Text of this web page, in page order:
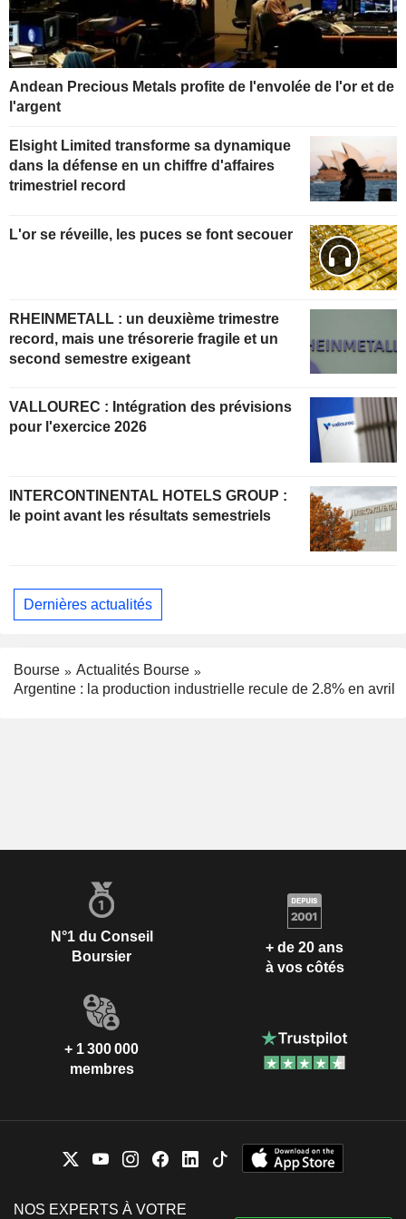
Andean Precious Metals profite de l'envolée de l'or et de
l'argent
Elsight Limited transforme sa dynamique
dans la défense en un chiffre d'affaires
trimestriel record
L'or se réveille, les puces se font secouer
RHEINMETALL : un deuxième trimestre
record, mais une trésorerie fragile et un
second semestre exigeant
VALLOUREC : Intégration des prévisions
pour l'exercice 2026
INTERCONTINENTAL HOTELS GROUP :
le point avant les résultats semestriels
Dernières actualités
Bourse
Actualités Bourse
Argentine : la production industrielle recule de 2.8% en avril
N°1 du Conseil
Boursier
+ de 20 ans
à vos côtés
+ 1 300 000
membres
NOS EXPERTS À VOTRE